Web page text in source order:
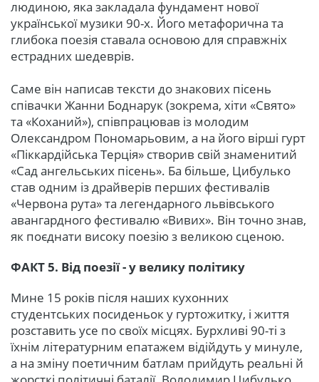
людиною, яка закладала фундамент нової
української музики 90-х. Його метафорична та
глибока поезія ставала основою для справжніх
естрадних шедеврів.
Саме він написав тексти до знакових пісень
співачки Жанни Боднарук (зокрема, хіти «Свято»
та «Коханий»), співпрацював із молодим
Олександром Пономарьовим, а на його вірші гурт
«Піккардійська Терція» створив свій знаменитий
«Сад ангельських пісень». Ба більше, Цибулько
став одним із драйверів перших фестивалів
«Червона рута» та легендарного львівського
авангардного фестивалю «Вивих». Він точно знав,
як поєднати високу поезію з великою сценою.
ФАКТ 5. Від поезії - у велику політику
Мине 15 років після наших кухонних
студентських посиденьок у гуртожитку, і життя
розставить усе по своїх місцях. Бурхливі 90-ті з
їхнім літературним епатажем відійдуть у минуле,
а на зміну поетичним батлам прийдуть реальні й